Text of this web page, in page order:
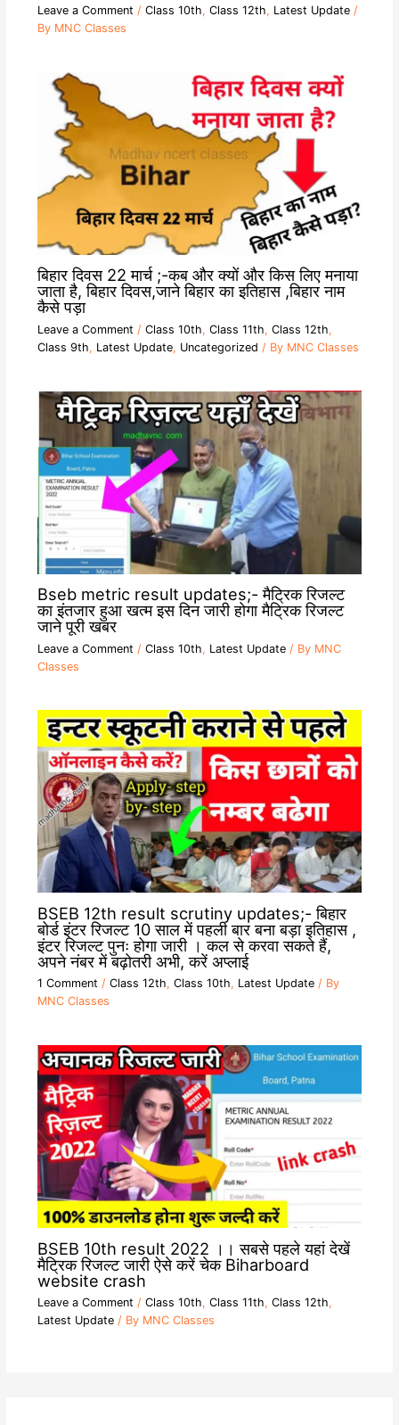
Leave a Comment / Class 10th, Class 12th, Latest Update/
By MNC Classes
बिहार दिवस 22 मार्च ;-कब और क्यों और किस लिए मनाया
जाता है, बिहार दिवस,जाने बिहार का इतिहास ,बिहार नाम
कैसे पड़ा
Leave a Comment / Class 10th, Class 11th, Class 12th,
Class 9th, Latest Update, Uncategorized / By MNC Classes
Bseb metric result updates;- मैट्रिक रिजल्ट
का इंतजार हुआ खत्म इस दिन जारी होगा मैट्रिक रिजल्ट
जाने पूरी खबर
Leave a Comment / Class 10th, Latest Update/ By MNC
Classes
BSEB 12th result scrutiny updates;- बिहार
बोर्ड इंटर रिजल्ट 10 साल में पहली बार बना बड़ा इतिहास ,
इंटर रिजल्ट पुनः होगा जारी । कल से करवा सकते हैं,
अपने नंबर में बढ़ोतरी अभी, करें अप्लाई
1 Comment / Class 12th, Class 10th, Latest Update/ By
MNC Classes
BSEB 10th result 2022 ।। सबसे पहले यहां देखें
मैट्रिक रिजल्ट जारी ऐसे करें चेक Biharboard
website crash
Leave a Comment / Class 10th, Class 11th, Class 12th,
Latest Update/ By MNC Classes